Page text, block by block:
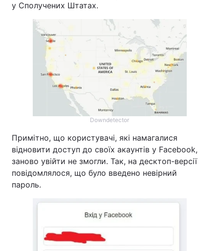
у Сполучених Штатах.
Downdetector
Примітно, що користувачі, які намагалися
відновити доступ до своїх акаунтів у Facebook,
заново увійти не змогли. Так, на десктоп-версії
повідомлялося, що було введено невірний
пароль.